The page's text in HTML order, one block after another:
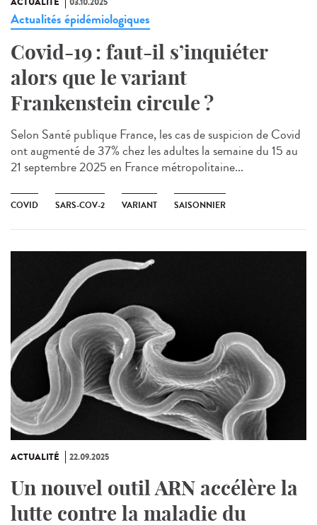
Actualités épidémiologiques
Covid-19 : faut-il s’inquiéter
alors que le variant
Frankenstein circule ?
Selon Santé publique France, les cas de suspicion de Covid
ont augmenté de 37% chez les adultes la semaine du 15 au
21 septembre 2025 en France métropolitaine...
COVID SARS-COV-2 VARIANT SAISONNIER
ACTUALITÉ 22.09.2025
Un nouvel outil ARN accélère la
lutte contre la maladie du